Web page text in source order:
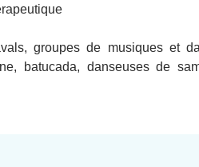
groupes de musiques et
batucada, danseuses de